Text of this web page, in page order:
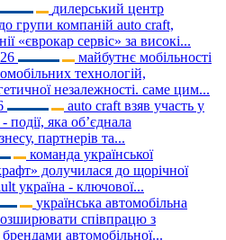
дилерський центр
групи компаній auto craft,
«єврокар сервіс» за високі...
майбутнє мобільності
технологій,
незалежності. саме цим...
auto craft взяв участь у
події, яка об’єднала
партнерів та...
команда української
долучилася до щорічної
україна - ключової...
українська автомобільна
співпрацю з
автомобільної...